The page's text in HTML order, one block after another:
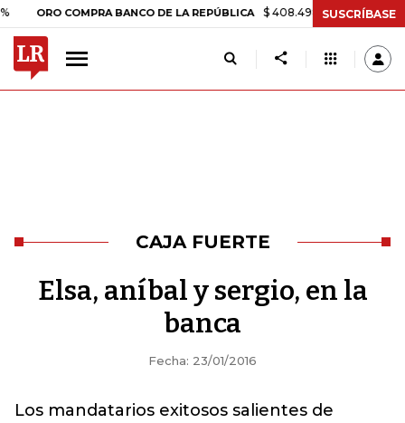
COMPRA BANCO DE LA REPÚBLICA $ 408.498,97 +$ 8.753,81
SUSCRÍBASE
CAJA FUERTE
Elsa, aníbal y sergio, en la
banca
Fecha: 23/01/2016
Los mandatarios exitosos salientes de